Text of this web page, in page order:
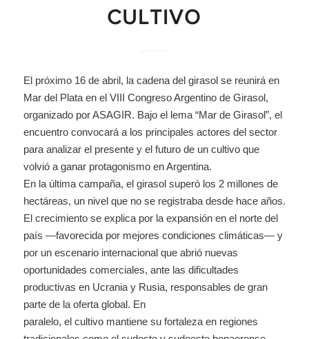
CULTIVO
El próximo 16 de abril, la cadena del girasol se reunirá en
Mar del Plata en el VIII Congreso Argentino de Girasol,
organizado por ASAGIR. Bajo el lema “Mar de Girasol”, el
encuentro convocará a los principales actores del sector
para analizar el presente y el futuro de un cultivo que
volvió a ganar protagonismo en Argentina.
En la última campaña, el girasol superó los 2 millones de
hectáreas, un nivel que no se registraba desde hace años.
El crecimiento se explica por la expansión en el norte del
país —favorecida por mejores condiciones climáticas— y
por un escenario internacional que abrió nuevas
oportunidades comerciales, ante las dificultades
productivas en Ucrania y Rusia, responsables de gran
parte de la oferta global. En
paralelo, el cultivo mantiene su fortaleza en regiones